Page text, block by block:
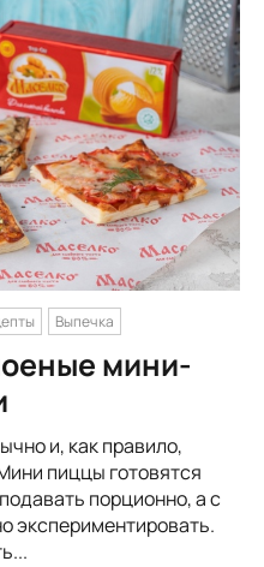
Выпечка
мини-
и, как правило,
пиццы готовятся
порционно, а с
экспериментировать.